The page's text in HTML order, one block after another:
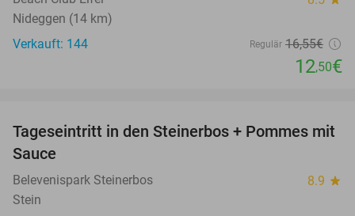
Nideggen (14 km)
Verkauft: 144
Regulär 16,55€
12,50€
37%
Tageseintritt in den Steinerbos + Pommes mit
Sauce
Belevenispark Steinerbos 8.9 star
Stein